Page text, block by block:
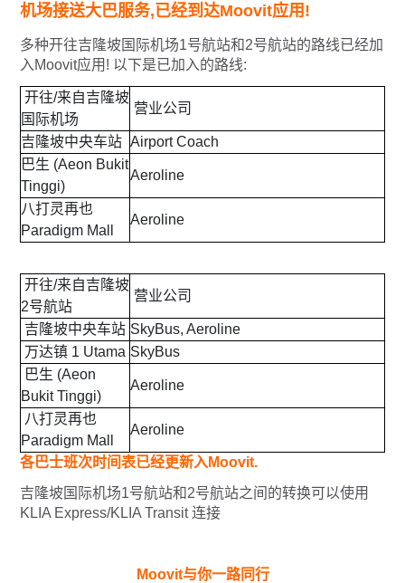
机场接送大巴服务,已经到达Moovit应用!
多种开往吉隆坡国际机场1号航站和2号航站的路线已经加
入Moovit应用! 以下是已加入的路线:
开往/来自吉隆坡
国际机场
营业公司
吉隆坡中央车站 Airport Coach
巴生 (Aeon Bukit
Tinggi)
Aeroline
八打灵再也
Paradigm Mall
Aeroline
开往/来自吉隆坡
2号航站
营业公司
吉隆坡中央车站 SkyBus, Aeroline
万达镇 1 Utama SkyBus
巴生 (Aeon
Bukit Tinggi)
Aeroline
八打灵再也
Paradigm Mall
Aeroline
各巴士班次时间表已经更新入Moovit.
吉隆坡国际机场1号航站和2号航站之间的转换可以使用
KLIA Express/KLIA Transit 连接
Moovit与你一路同行